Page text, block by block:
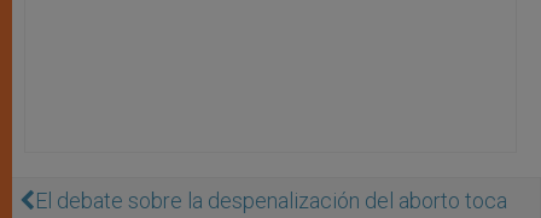
El debate sobre la despenalización del aborto toca